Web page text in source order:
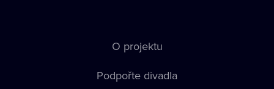
O projektu
Podpořte divadla